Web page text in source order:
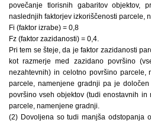
povečanje tlorisnih gabaritov objektov,
naslednjih faktorjev izkoriščenosti parcele,
Fi (faktor izrabe) = 0,8
Fz (faktor zazidanosti) = 0,4.
Pri tem se šteje, da je faktor zazidanosti
kot razmerje med zazidano površino
nezahtevnih) in celotno površino parcele,
parcele, namenjene gradnji pa je
površino vseh objektov (tudi enostavnih
parcele, namenjene gradnji.
(2) Dovoljena so tudi manjša odstopanja